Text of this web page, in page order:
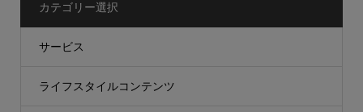
カテゴリー選択
サービス
ライフスタイルコンテンツ